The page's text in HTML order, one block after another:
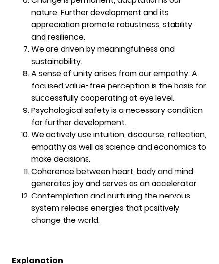
nature. Further development and its
appreciation promote robustness, stability
and resilience.
We are driven by meaningfulness and
sustainability.
A sense of unity arises from our empathy. A
focused value-free perception is the basis for
successfully cooperating at eye level.
Psychological safety is a necessary condition
for further development.
We actively use intuition, discourse, reflection,
empathy as well as science and economics to
make decisions.
Coherence between heart, body and mind
generates joy and serves as an accelerator.
Contemplation and nurturing the nervous
system release energies that positively
change the world.
Explanation